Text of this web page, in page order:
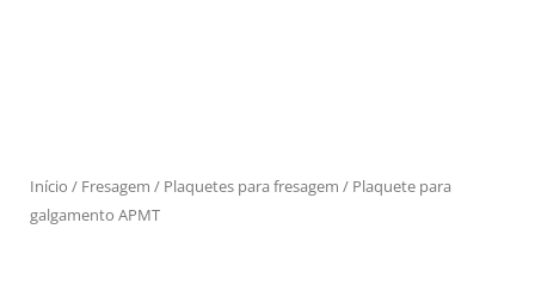
Início / Fresagem / Plaquetes para fresagem / Plaquete para
galgamento APMT